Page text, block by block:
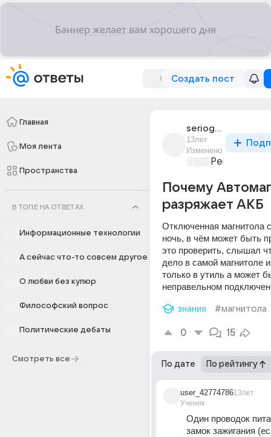
Создать пост
Главная
Моя лента
Пространства
В ТОПЕ НА ОТВЕТАХ
Информационные технологии
А сейчас что-то совсем другое
О любви без купюр
Философский вопрос
Политические дебаты
Смотреть все
serioga_vilkov
13лет
Изменено
Ремонт и
Почему
разряжает АКБ
Отключенная магнитола
ночь, в чём может быть
это проверить, слышал
дело в самой магнитоле и
только в утиль а может
неправельном
знания #магнитола
0 15
По дате По рейтингу
user_42774786
Ученик
13лет
Один проводок
замок зажигания